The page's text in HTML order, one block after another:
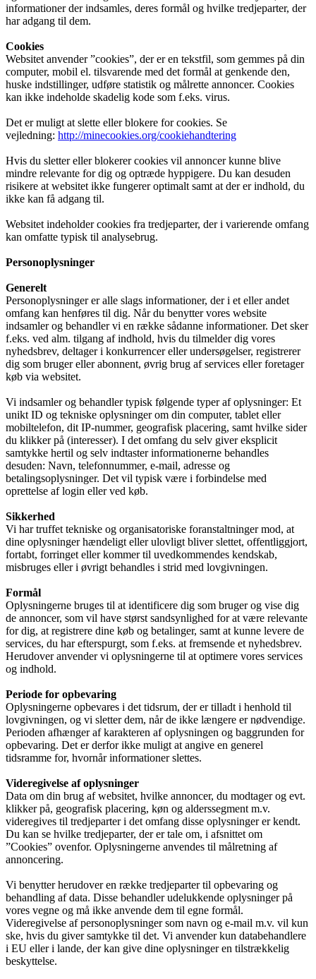
informationer der indsamles, deres formål og hvilke tredjeparter, der
har adgang til dem.
Cookies
Websitet anvender ”cookies”, der er en tekstfil, som gemmes på din
computer, mobil el. tilsvarende med det formål at genkende den,
huske indstillinger, udføre statistik og målrette annoncer. Cookies
kan ikke indeholde skadelig kode som f.eks. virus.
Det er muligt at slette eller blokere for cookies. Se
vejledning: http://minecookies.org/cookiehandtering
Hvis du sletter eller blokerer cookies vil annoncer kunne blive
mindre relevante for dig og optræde hyppigere. Du kan desuden
risikere at websitet ikke fungerer optimalt samt at der er indhold, du
ikke kan få adgang til.
Websitet indeholder cookies fra tredjeparter, der i varierende omfang
kan omfatte typisk til analysebrug.
Personoplysninger
Generelt
Personoplysninger er alle slags informationer, der i et eller andet
omfang kan henføres til dig. Når du benytter vores website
indsamler og behandler vi en række sådanne informationer. Det sker
f.eks. ved alm. tilgang af indhold, hvis du tilmelder dig vores
nyhedsbrev, deltager i konkurrencer eller undersøgelser, registrerer
dig som bruger eller abonnent, øvrig brug af services eller foretager
køb via websitet.
Vi indsamler og behandler typisk følgende typer af oplysninger: Et
unikt ID og tekniske oplysninger om din computer, tablet eller
mobiltelefon, dit IP-nummer, geografisk placering, samt hvilke sider
du klikker på (interesser). I det omfang du selv giver eksplicit
samtykke hertil og selv indtaster informationerne behandles
desuden: Navn, telefonnummer, e-mail, adresse og
betalingsoplysninger. Det vil typisk være i forbindelse med
oprettelse af login eller ved køb.
Sikkerhed
Vi har truffet tekniske og organisatoriske foranstaltninger mod, at
dine oplysninger hændeligt eller ulovligt bliver slettet, offentliggjort,
fortabt, forringet eller kommer til uvedkommendes kendskab,
misbruges eller i øvrigt behandles i strid med lovgivningen.
Formål
Oplysningerne bruges til at identificere dig som bruger og vise dig
de annoncer, som vil have størst sandsynlighed for at være relevante
for dig, at registrere dine køb og betalinger, samt at kunne levere de
services, du har efterspurgt, som f.eks. at fremsende et nyhedsbrev.
Herudover anvender vi oplysningerne til at optimere vores services
og indhold.
Periode for opbevaring
Oplysningerne opbevares i det tidsrum, der er tilladt i henhold til
lovgivningen, og vi sletter dem, når de ikke længere er nødvendige.
Perioden afhænger af karakteren af oplysningen og baggrunden for
opbevaring. Det er derfor ikke muligt at angive en generel
tidsramme for, hvornår informationer slettes.
Videregivelse af oplysninger
Data om din brug af websitet, hvilke annoncer, du modtager og evt.
klikker på, geografisk placering, køn og alderssegment m.v.
videregives til tredjeparter i det omfang disse oplysninger er kendt.
Du kan se hvilke tredjeparter, der er tale om, i afsnittet om
”Cookies” ovenfor. Oplysningerne anvendes til målretning af
annoncering.
Vi benytter herudover en række tredjeparter til opbevaring og
behandling af data. Disse behandler udelukkende oplysninger på
vores vegne og må ikke anvende dem til egne formål.
Videregivelse af personoplysninger som navn og e-mail m.v. vil kun
ske, hvis du giver samtykke til det. Vi anvender kun databehandlere
i EU eller i lande, der kan give dine oplysninger en tilstrækkelig
beskyttelse.